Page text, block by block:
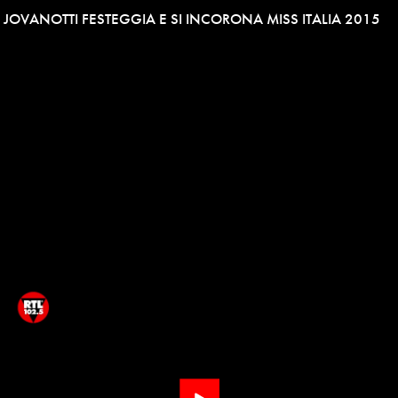
JOVANOTTI FESTEGGIA E SI INCORONA MISS ITALIA 2015
Play